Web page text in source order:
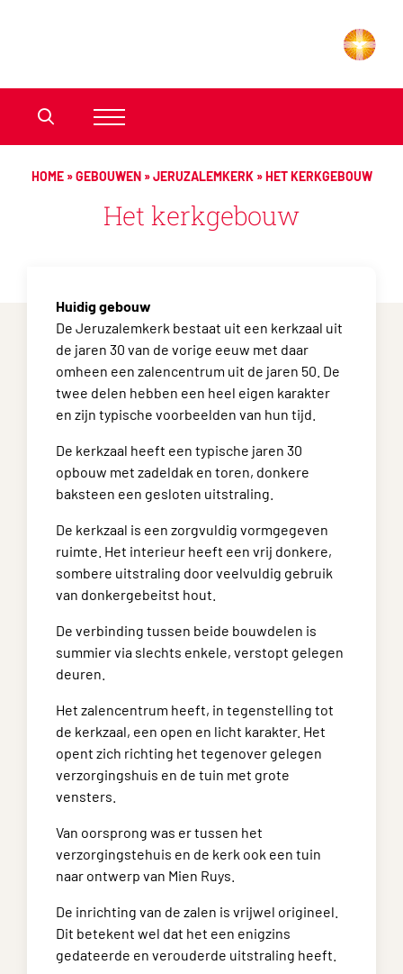
HOME»GEBOUWEN»JERUZALEMKERK»HET KERKGEBOUW
Het kerkgebouw
Huidig gebouw
De Jeruzalemkerk bestaat uit een kerkzaal uit
de jaren 30 van de vorige eeuw met daar
omheen een zalencentrum uit de jaren 50. De
twee delen hebben een heel eigen karakter
en zijn typische voorbeelden van hun tijd.
De kerkzaal heeft een typische jaren 30
opbouw met zadeldak en toren, donkere
baksteen een gesloten uitstraling.
De kerkzaal is een zorgvuldig vormgegeven
ruimte. Het interieur heeft een vrij donkere,
sombere uitstraling door veelvuldig gebruik
van donkergebeitst hout.
De verbinding tussen beide bouwdelen is
summier via slechts enkele, verstopt gelegen
deuren.
Het zalencentrum heeft, in tegenstelling tot
de kerkzaal, een open en licht karakter. Het
opent zich richting het tegenover gelegen
verzorgingshuis en de tuin met grote
vensters.
Van oorsprong was er tussen het
verzorgingstehuis en de kerk ook een tuin
naar ontwerp van Mien Ruys.
De inrichting van de zalen is vrijwel origineel.
Dit betekent wel dat het een enigzins
gedateerde en verouderde uitstraling heeft.